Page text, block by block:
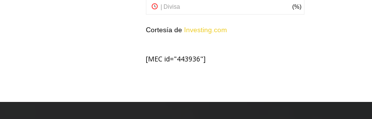
Cortesía de Investing.com
[MEC id="443936"]